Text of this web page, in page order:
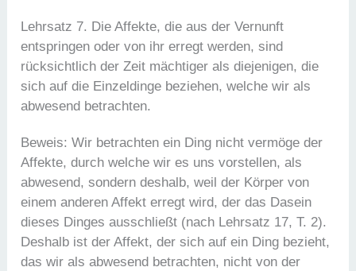
Lehrsatz 7. Die Affekte, die aus der Vernunft
entspringen oder von ihr erregt werden, sind
rücksichtlich der Zeit mächtiger als diejenigen, die
sich auf die Einzeldinge beziehen, welche wir als
abwesend betrachten.
Beweis: Wir betrachten ein Ding nicht vermöge der
Affekte, durch welche wir es uns vorstellen, als
abwesend, sondern deshalb, weil der Körper von
einem anderen Affekt erregt wird, der das Dasein
dieses Dinges ausschließt (nach Lehrsatz 17, T. 2).
Deshalb ist der Affekt, der sich auf ein Ding bezieht,
das wir als abwesend betrachten, nicht von der